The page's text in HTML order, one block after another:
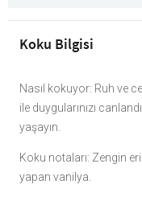
Koku Bilgisi
Nasıl kokuyor: Ruh ve
ile duygularınızı
yaşayın.
Koku notaları: Zengin
yapan vanilya.